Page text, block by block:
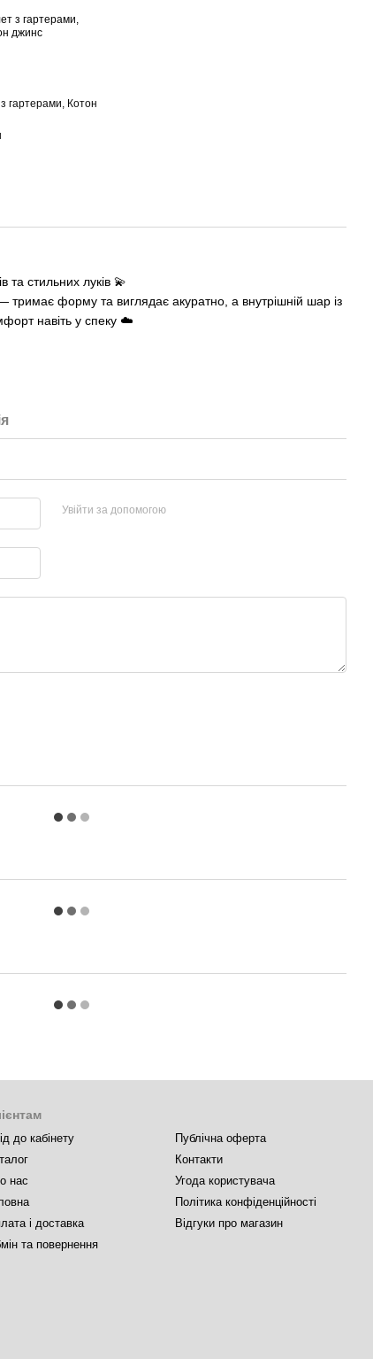
гартерами, Котон
та стильних луків 💫
тримає форму та виглядає акуратно, а внутрішній шар із
навіть у спеку ☁️
Увійти за допомогою
до кабінету
нас
і доставка
та повернення
Публічна оферта
Контакти
Угода користувача
Політика конфіденційності
Відгуки про магазин